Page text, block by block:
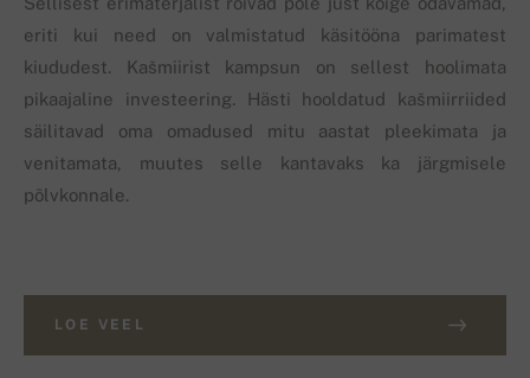
eriti kui need on valmistatud käsitööna parimatest
kiududest. Kašmiirist kampsun on sellest hoolimata
pikaajaline investeering. Hästi hooldatud kašmiirriided
säilitavad oma omadused mitu aastat pleekimata ja
venitamata, muutes selle kantavaks ka järgmisele
põlvkonnale.
LOE VEEL